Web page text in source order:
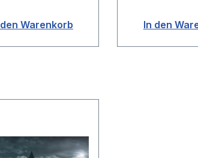
Warenkorb In den